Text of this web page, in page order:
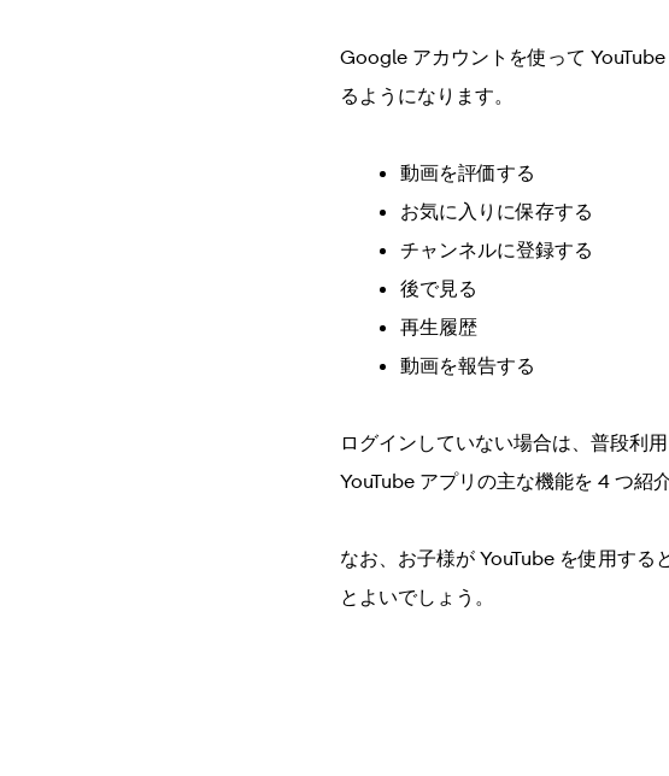
Google アカウントを使って
るようになります。
動画を評価する
お気に入りに保存する
チャンネルに登録する
後で見る
再生履歴
動画を報告する
ログインしていない場合は、普段利
YouTube アプリの主な機能を 4 つ紹介
なお、お子様が YouTube を使用す
とよいでしょう。